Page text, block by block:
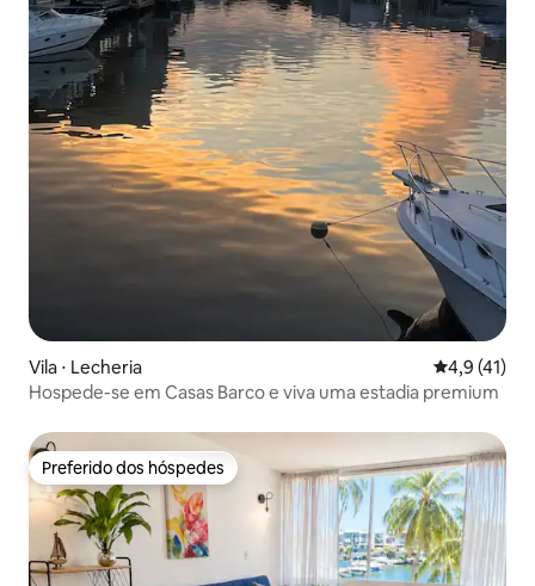
Vila ⋅ Lecheria 4,9 de uma
4,9 (41)
Hospede-se em Casas Barco e viva uma estadia premium
Preferido dos hóspedes
Preferido dos hóspedes